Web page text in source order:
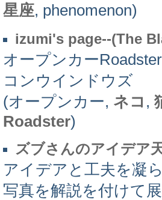
星座, phenomenon)
izumi's page--(The
オープンカー
コンウインドウズ
(オープンカー, ネコ ,
Roadster)
ズブさんのアイデア
アイデアと工夫を凝
写真を解説を付けて